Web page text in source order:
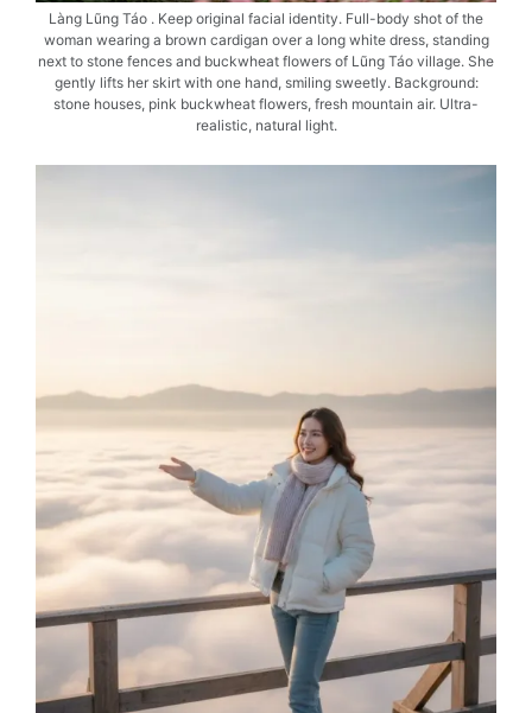
Làng Lũng Táo . Keep original facial identity. Full-body shot of the
woman wearing a brown cardigan over a long white dress, standing
next to stone fences and buckwheat flowers of Lũng Táo village. She
gently lifts her skirt with one hand, smiling sweetly. Background:
stone houses, pink buckwheat flowers, fresh mountain air. Ultra-
realistic, natural light.